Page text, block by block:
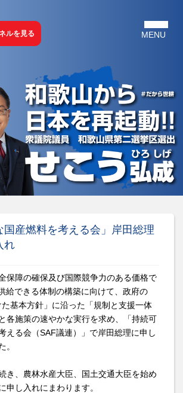
ルを見る
国産燃料を考える会」岸田総理
れ
保障の確保及び国際競争力のある価格で
給できる体制の構築に向けて、政府の
た基本方針」に沿った「規制と支援一体
各施策の速やかな実行を求め、「持続可
える会（SAF議連）」で岸田総理に申し
。
き、農林水産大臣、国土交通大臣を始め
申し入れにまわります。